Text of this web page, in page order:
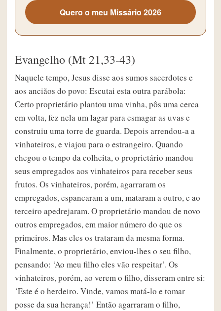
Quero o meu Missário 2026
Evangelho (Mt 21,33-43)
Naquele tempo, Jesus disse aos sumos sacerdotes e
aos anciãos do povo: Escutai esta outra parábola:
Certo proprietário plantou uma vinha, pôs uma cerca
em volta, fez nela um lagar para esmagar as uvas e
construiu uma torre de guarda. Depois arrendou-a a
vinhateiros, e viajou para o estrangeiro. Quando
chegou o tempo da colheita, o proprietário mandou
seus empregados aos vinhateiros para receber seus
frutos. Os vinhateiros, porém, agarraram os
empregados, espancaram a um, mataram a outro, e ao
terceiro apedrejaram. O proprietário mandou de novo
outros empregados, em maior número do que os
primeiros. Mas eles os trataram da mesma forma.
Finalmente, o proprietário, enviou-lhes o seu filho,
pensando: ‘Ao meu filho eles vão respeitar’. Os
vinhateiros, porém, ao verem o filho, disseram entre si:
‘Este é o herdeiro. Vinde, vamos matá-lo e tomar
posse da sua herança!’ Então agarraram o filho,